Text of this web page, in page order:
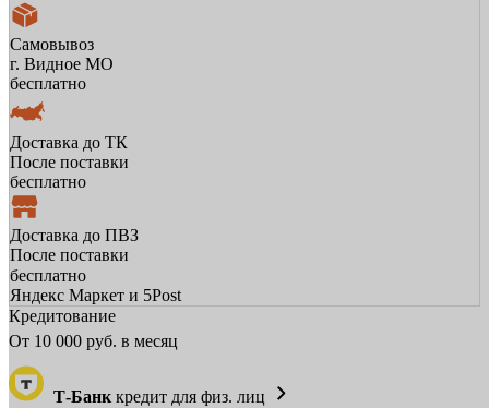
Самовывоз
г. Видное МО
бесплатно
Доставка до ТК
После поставки
бесплатно
Доставка до ПВЗ
После поставки
бесплатно
Яндекс Маркет и 5Post
Кредитование
От 10 000 руб. в месяц
Т-Банк кредит для физ. лиц